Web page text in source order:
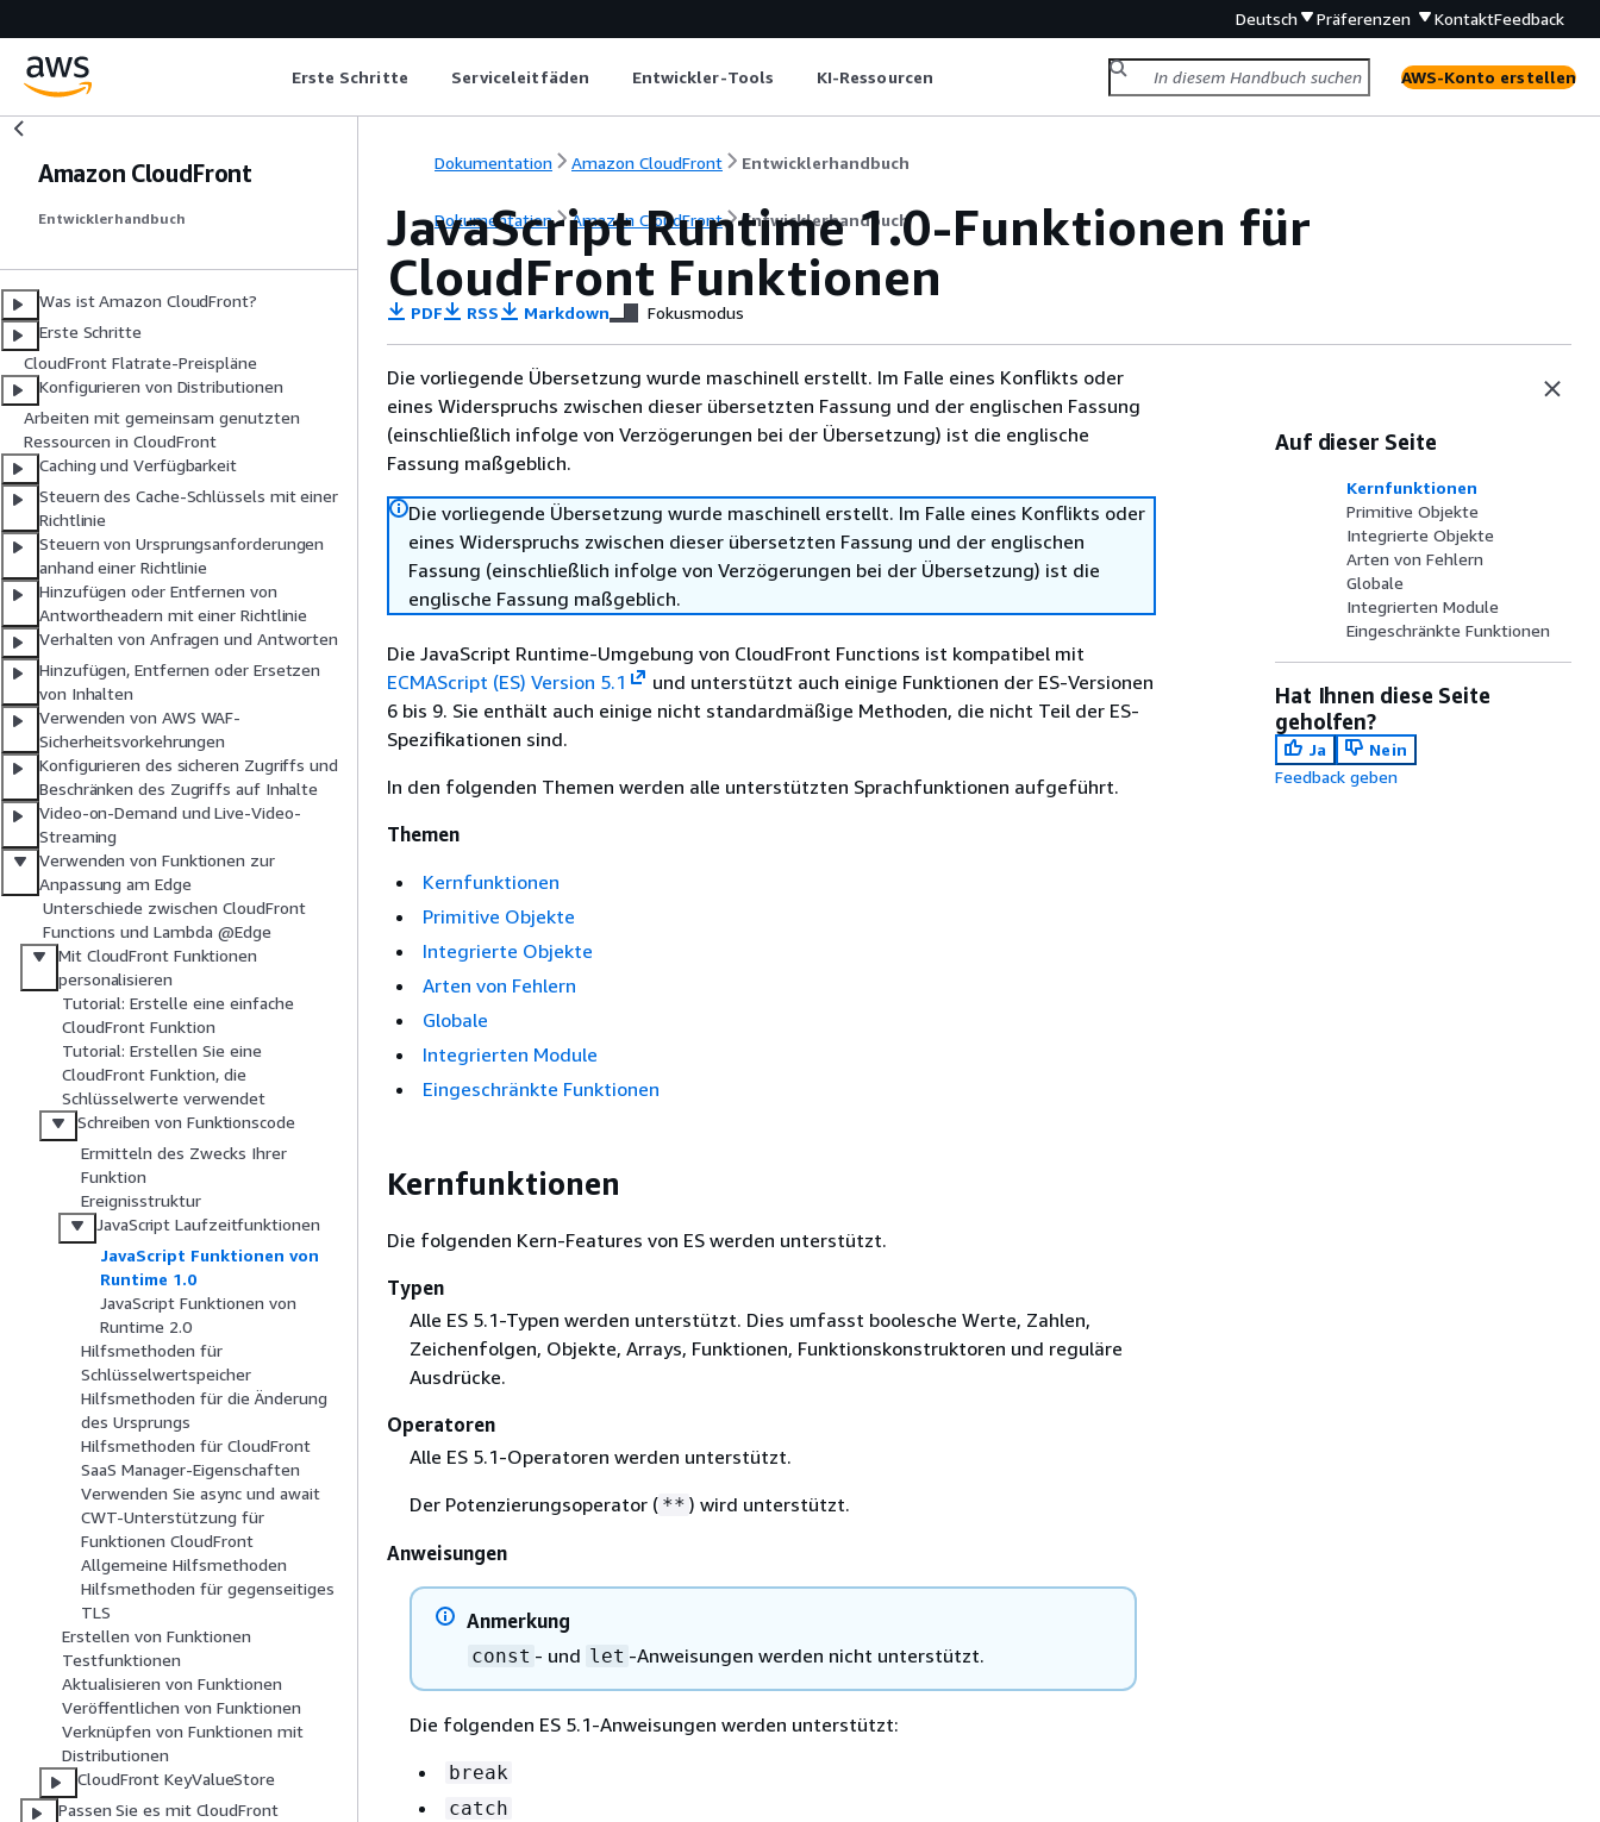
Deutsch Präferenzen KontaktFeedback
Erste Schritte Serviceleitfäden Entwickler-Tools KI-Ressourcen AWS-Konto erstellen
Amazon CloudFront
Entwicklerhandbuch
Was ist Amazon CloudFront?
Erste Schritte
CloudFront Flatrate-Preispläne
Konfigurieren von Distributionen
Arbeiten mit gemeinsam genutzten
Ressourcen in CloudFront
Caching und Verfügbarkeit
Steuern des Cache-Schlüssels mit einer
Richtlinie
Steuern von Ursprungsanforderungen
anhand einer Richtlinie
Hinzufügen oder Entfernen von
Antwortheadern mit einer Richtlinie
Verhalten von Anfragen und Antworten
Hinzufügen, Entfernen oder Ersetzen
von Inhalten
Verwenden von AWS WAF-
Sicherheitsvorkehrungen
Konfigurieren des sicheren Zugriffs und
Beschränken des Zugriffs auf Inhalte
Video-on-Demand und Live-Video-
Streaming
Verwenden von Funktionen zur
Anpassung am Edge
Unterschiede zwischen CloudFront
Functions und Lambda @Edge
Mit CloudFront Funktionen
personalisieren
Tutorial: Erstelle eine einfache
CloudFront Funktion
Tutorial: Erstellen Sie eine
CloudFront Funktion, die
Schlüsselwerte verwendet
Schreiben von Funktionscode
Ermitteln des Zwecks Ihrer
Funktion
Ereignisstruktur
JavaScript Laufzeitfunktionen
JavaScript Funktionen von
Runtime 1.0
JavaScript Funktionen von
Runtime 2.0
Hilfsmethoden für
Schlüsselwertspeicher
Hilfsmethoden für die Änderung
des Ursprungs
Hilfsmethoden für CloudFront
SaaS Manager-Eigenschaften
Verwenden Sie async und await
CWT-Unterstützung für
Funktionen CloudFront
Allgemeine Hilfsmethoden
Hilfsmethoden für gegenseitiges
TLS
Erstellen von Funktionen
Testfunktionen
Aktualisieren von Funktionen
Veröffentlichen von Funktionen
Verknüpfen von Funktionen mit
Distributionen
CloudFront KeyValueStore
Passen Sie es mit CloudFront
Dokumentation Amazon CloudFront Entwicklerhandbuch
Dokumentation Amazon CloudFront Entwicklerhandbuch
JavaScript Runtime 1.0-Funktionen für
CloudFront Funktionen
PDF RSS Markdown Fokusmodus
Die vorliegende Übersetzung wurde maschinell erstellt. Im Falle eines Konflikts oder
eines Widerspruchs zwischen dieser übersetzten Fassung und der englischen Fassung
(einschließlich infolge von Verzögerungen bei der Übersetzung) ist die englische
Fassung maßgeblich.
Die vorliegende Übersetzung wurde maschinell erstellt. Im Falle eines Konflikts oder
eines Widerspruchs zwischen dieser übersetzten Fassung und der englischen
Fassung (einschließlich infolge von Verzögerungen bei der Übersetzung) ist die
englische Fassung maßgeblich.
Die JavaScript Runtime-Umgebung von CloudFront Functions ist kompatibel mit
ECMAScript (ES) Version 5.1
und unterstützt auch einige Funktionen der ES-Versionen
6 bis 9. Sie enthält auch einige nicht standardmäßige Methoden, die nicht Teil der ES-
Spezifikationen sind.
In den folgenden Themen werden alle unterstützten Sprachfunktionen aufgeführt.
Themen
Kernfunktionen
Primitive Objekte
Integrierte Objekte
Arten von Fehlern
Globale
Integrierten Module
Eingeschränkte Funktionen
Kernfunktionen
Die folgenden Kern-Features von ES werden unterstützt.
Typen
Alle ES 5.1-Typen werden unterstützt. Dies umfasst boolesche Werte, Zahlen,
Zeichenfolgen, Objekte, Arrays, Funktionen, Funktionskonstruktoren und reguläre
Ausdrücke.
Operatoren
Alle ES 5.1-Operatoren werden unterstützt.
Der Potenzierungsoperator ( ** ) wird unterstützt.
Anweisungen
Anmerkung
const - und let -Anweisungen werden nicht unterstützt.
Die folgenden ES 5.1-Anweisungen werden unterstützt:
break
catch
Auf dieser Seite
Kernfunktionen
Primitive Objekte
Integrierte Objekte
Arten von Fehlern
Globale
Integrierten Module
Eingeschränkte Funktionen
Hat Ihnen diese Seite
geholfen?
Ja
Nein
Feedback geben